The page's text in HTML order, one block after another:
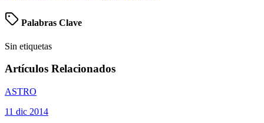
Palabras Clave
Sin etiquetas
Artículos Relacionados
ASTRO
11 dic 2014